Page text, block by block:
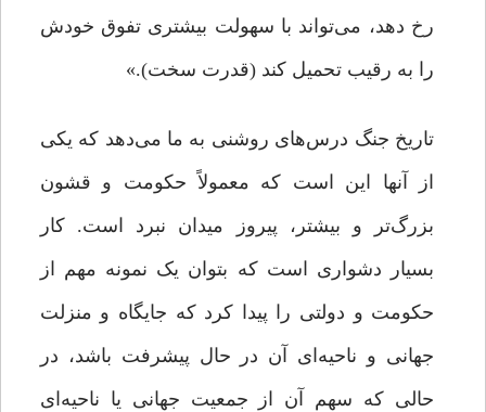
رخ دهد، می‌تواند با سهولت بیشتری تفوق خودش
را به رقیب تحمیل کند (قدرت سخت).»
تاریخ جنگ درس‌های روشنی به ما می‌دهد که یکی
از آنها این است که معمولاً حکومت و قشون
بزرگ‌تر و بیشتر، پیروز میدان نبرد است. کار
بسیار دشواری است که بتوان یک نمونه مهم از
حکومت و دولتی را پیدا کرد که جایگاه و منزلت
جهانی و ناحیه‌ای آن در حال پیشرفت باشد، در
حالی که سهم آن از جمعیت جهانی یا ناحیه‌ای